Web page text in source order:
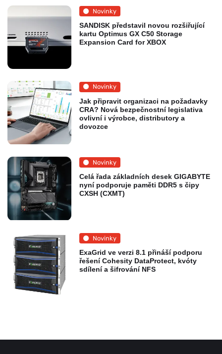
Novinky
SANDISK představil novou rozšiřující
kartu Optimus GX C50 Storage
Expansion Card for XBOX
Novinky
Jak připravit organizaci na požadavky
CRA? Nová bezpečnostní legislativa
ovlivní i výrobce, distributory a
dovozce
Novinky
Celá řada základních desek GIGABYTE
nyní podporuje paměti DDR5 s čipy
CXSH (CXMT)
Novinky
ExaGrid ve verzi 8.1 přináší podporu
řešení Cohesity DataProtect, kvóty
sdílení a šifrování NFS